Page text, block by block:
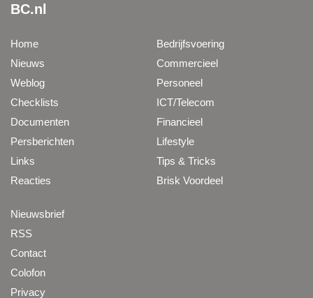
BC.nl
Home
Nieuws
Weblog
Checklists
Documenten
Persberichten
Links
Reacties
Bedrijfsvoering
Commercieel
Personeel
ICT/Telecom
Financieel
Lifestyle
Tips & Tricks
Brisk Voordeel
Nieuwsbrief
RSS
Contact
Colofon
Privacy